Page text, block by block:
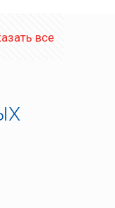
все